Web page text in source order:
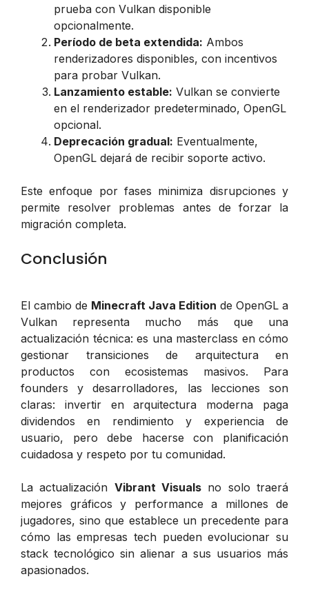
prueba con Vulkan disponible
opcionalmente.
Período de beta extendida: Ambos
renderizadores disponibles, con incentivos
para probar Vulkan.
Lanzamiento estable: Vulkan se convierte
en el renderizador predeterminado, OpenGL
opcional.
Deprecación gradual: Eventualmente,
OpenGL dejará de recibir soporte activo.
Este enfoque por fases minimiza disrupciones y
permite resolver problemas antes de forzar la
migración completa.
Conclusión
El cambio de Minecraft Java Edition de OpenGL a
Vulkan representa mucho más que una
actualización técnica: es una masterclass en cómo
gestionar transiciones de arquitectura en
productos con ecosistemas masivos. Para
founders y desarrolladores, las lecciones son
claras: invertir en arquitectura moderna paga
dividendos en rendimiento y experiencia de
usuario, pero debe hacerse con planificación
cuidadosa y respeto por tu comunidad.
La actualización Vibrant Visuals no solo traerá
mejores gráficos y performance a millones de
jugadores, sino que establece un precedente para
cómo las empresas tech pueden evolucionar su
stack tecnológico sin alienar a sus usuarios más
apasionados.